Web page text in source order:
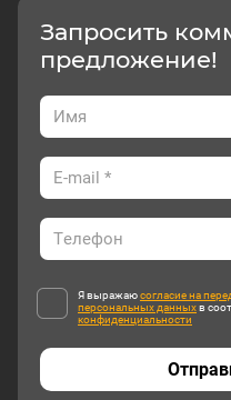
Запросить
предложение!
Я выражаюсогласие на
персональных данныхв
конфиденциальности